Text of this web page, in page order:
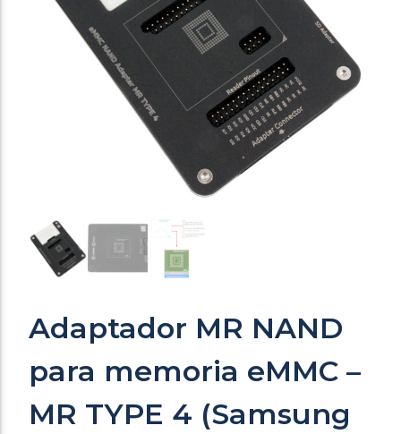
Adaptador MR NAND
para memoria eMMC –
MR TYPE 4 (Samsung